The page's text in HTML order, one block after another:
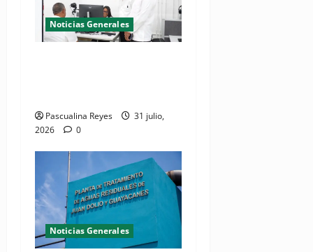
Noticias Generales
Pascualina Reyes
31 julio,
2026
0
Noticias Generales